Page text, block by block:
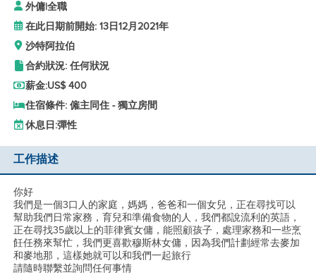
外傭|全職
在此日期前開始: 13日12月2021年
沙特阿拉伯
合約狀況: 任何狀況
薪金:US$ 400
住宿條件: 僱主同住 - 獨立房間
休息日:彈性
工作描述
你好
我們是一個3口人的家庭，媽媽，爸爸和一個女兒，正在尋找可以
幫助我們日常家務，育兒和準備食物的人，我們都說流利的英語，
正在尋找35歲以上的菲律賓女傭，能照顧孩子，處理家務和一些烹
飪任務來幫忙，我們更喜歡穆斯林女傭，因為我們計劃經常去麥加
和麥地那，這樣她就可以和我們一起旅行
請隨時聯繫並詢問任何事情